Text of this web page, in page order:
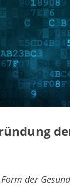
der